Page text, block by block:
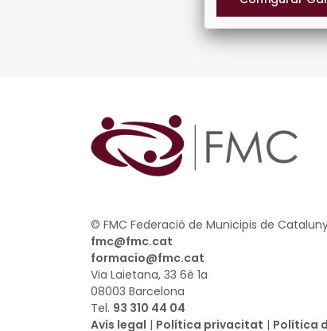
© FMC Federació de Municipis de
fmc@fmc.cat
formacio@fmc.cat
Via Laietana, 33 6è 1a
08003 Barcelona
Tel. 93 310 44 04
Avís legal | Política privacitat | Política